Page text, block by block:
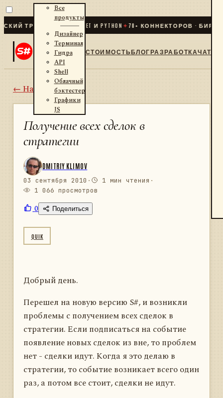
ТРЕЙДИНГ ДЛЯ .NET И PYTHON ✦70 + КОННЕКТОРОВ · БИРЖИ ·
Все
продукты
Дизайнер
Терминал
Гидра
API
Shell
Облачный
бэктестер
Графики
JS
СТОИМОСТЬБЛОГРАЗРАБОТКАЧАТ
← Назад
Получение всех сделок в
стратегии
DMITRIY KLIMOV
03 сентября 2010 · 1 мин чтения ·
1 066 просмотров
0 Поделиться
QUIK
Добрый день.
Перешел на новую версию S#, и возникли
проблемы с получением всех сделок в
стратегии. Если подписаться на событие
появление новых сделок из вне, то проблем
нет - сделки идут. Когда я это делаю в
стратегии, то событие возникает всего один
раз, а потом все стоит, сделки не идут.